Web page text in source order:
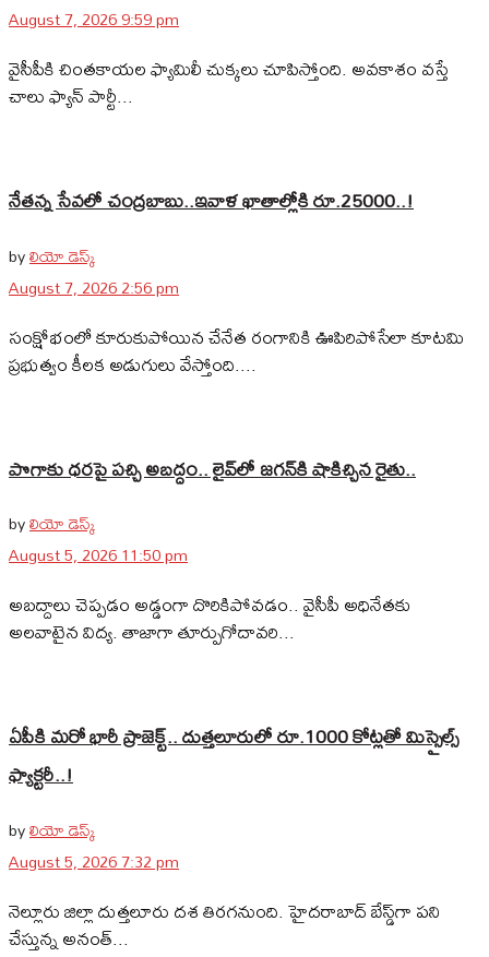
August 7, 2026 9:59 pm
వైసీపీకి చింతకాయల ఫ్యామిలీ చుక్కలు చూపిస్తోంది. అవకాశం వస్తే
చాలు ఫ్యాన్‌ పార్టీ...
నేతన్న సేవలో చంద్రబాబు..ఇవాళ ఖాతాల్లోకి రూ.25000..!
byలియో డెస్క్
August 7, 2026 2:56 pm
సంక్షోభంలో కూరుకుపోయిన చేనేత రంగానికి ఊపిరిపోసేలా కూటమి
ప్రభుత్వం కీలక అడుగులు వేస్తోంది....
పొగాకు ధరపై పచ్చి అబద్దం.. లైవ్‌లో జగన్‌కి షాకిచ్చిన రైతు..
byలియో డెస్క్
August 5, 2026 11:50 pm
అబద్దాలు చెప్పడం అడ్డంగా దొరికిపోవడం.. వైసీపీ అధినేతకు
అలవాటైన విద్య. తాజాగా తూర్పుగోదావరి...
ఏపీకి మరో భారీ ప్రాజెక్ట్.. దుత్తలూరులో రూ.1000 కోట్లతో మిస్సైల్స్
ఫ్యాక్టరీ..!
byలియో డెస్క్
August 5, 2026 7:32 pm
నెల్లూరు జిల్లా దుత్తలూరు దశ తిరగనుంది. హైదరాబాద్‌ బేస్డ్‌గా పని
చేస్తున్న అనంత్...